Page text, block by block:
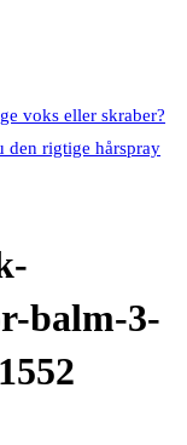
voks eller skraber?
den rigtige hårspray
balm-3-